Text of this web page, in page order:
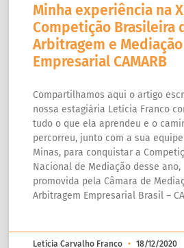
Minha experiência na
Competição Brasileira
Arbitragem e Mediação
Empresarial CAMARB
Compartilhamos aqui o artigo
nossa estagiária Letícia Franco
tudo o que ela aprendeu e o
percorreu, junto com a sua equipe
Minas, para conquistar a
Nacional de Mediação desse ano,
promovida pela Câmara de
Arbitragem Empresarial Brasil –
Letícia Carvalho Franco 18/12/2020